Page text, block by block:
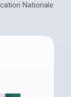
Nationale